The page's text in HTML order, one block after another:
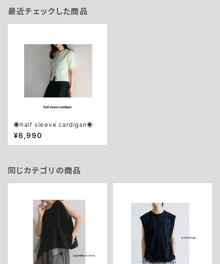
最近チェックした商品
◉half sleeve cardigan◉
¥6,990
同じカテゴリの商品